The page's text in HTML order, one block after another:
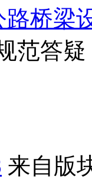
路桥梁
范答疑
来自版